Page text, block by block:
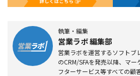
執筆・編集
営業ラボ 編集部
営業ラボを運営するソフトブ
のCRM/SFAを発売以降、マ
フターサービス等すべての顧